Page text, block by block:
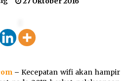
Perseroan Perorangan
Usaha di Maluku Utara
–Kecepatan wifi akan hampir